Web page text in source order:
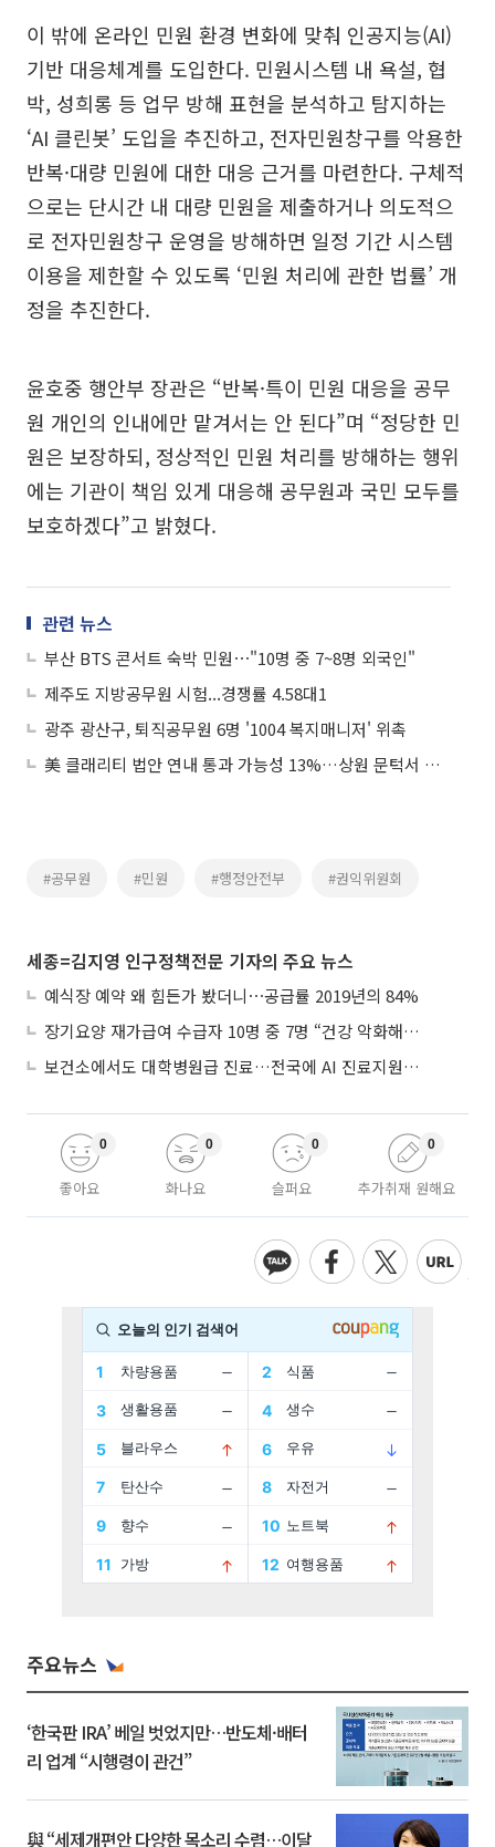
이 밖에 온라인 민원 환경 변화에 맞춰 인공지능(AI)
기반 대응체계를 도입한다. 민원시스템 내 욕설, 협
박, 성희롱 등 업무 방해 표현을 분석하고 탐지하는
‘AI 클린봇’ 도입을 추진하고, 전자민원창구를 악용한
반복·대량 민원에 대한 대응 근거를 마련한다. 구체적
으로는 단시간 내 대량 민원을 제출하거나 의도적으
로 전자민원창구 운영을 방해하면 일정 기간 시스템
이용을 제한할 수 있도록 ‘민원 처리에 관한 법률’ 개
정을 추진한다.
윤호중 행안부 장관은 “반복·특이 민원 대응을 공무
원 개인의 인내에만 맡겨서는 안 된다”며 “정당한 민
원은 보장하되, 정상적인 민원 처리를 방해하는 행위
에는 기관이 책임 있게 대응해 공무원과 국민 모두를
보호하겠다”고 밝혔다.
관련 뉴스
부산 BTS 콘서트 숙박 민원⋯"10명 중 7~8명 외국인"
제주도 지방공무원 시험...경쟁률 4.58대1
광주 광산구, 퇴직공무원 6명 '1004 복지매니저' 위촉
美 클래리티 법안 연내 통과 가능성 13%…상원 문턱서 제동
#공무원 #민원 #행정안전부 #권익위원회
세종=김지영 인구정책전문 기자의 주요 뉴스
예식장 예약 왜 힘든가 봤더니⋯공급률 2019년의 84%
장기요양 재가급여 수급자 10명 중 7명 “건강 악화해도 집에서”
보건소에서도 대학병원급 진료…전국에 AI 진료지원도구 보급
좋아요
0
화나요
0
슬퍼요
0
추가취재 원해요
0
주요뉴스
‘한국판 IRA’ 베일 벗었지만…반도체·배터
리 업계 “시행령이 관건”
與 “세제개편안 다양한 목소리 수렴…이달